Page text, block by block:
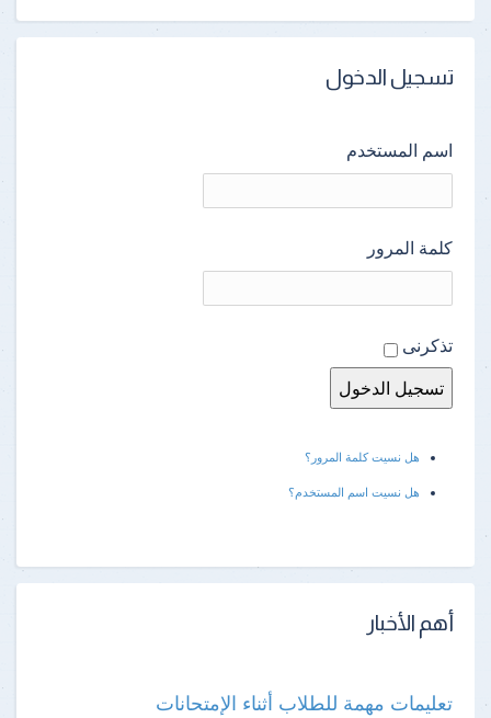
تسجيل الدخول
اسم المستخدم
كلمة المرور
تذكرنى
هل نسيت كلمة المرور؟
هل نسيت اسم المستخدم؟
أهم الأخبار
تعليمات مهمة للطلاب أثناء الإمتحانات